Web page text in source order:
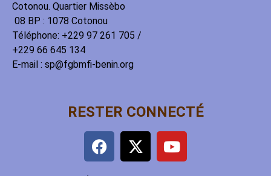
Cotonou. Quartier Missèbo
08 BP : 1078 Cotonou
Téléphone: +229 97 261 705 /
+229 66 645 134
E-mail : sp@fgbmfi-benin.org
RESTER CONNECTÉ